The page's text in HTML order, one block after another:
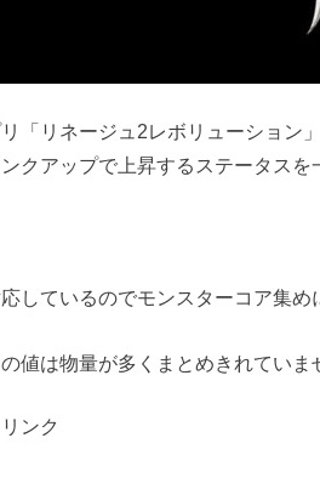
「リネージュ2レボリューション
クアップで上昇するステータスを
しているのでモンスターコア集め
値は物量が多くまとめきれていま
ンク